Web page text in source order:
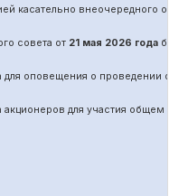
касательно внеочередного
совета от 21 мая 2026 годабыло
оповещения о проведении
для участия общем